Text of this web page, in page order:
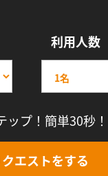
利用人数
ップ！簡単30秒！
エストをする